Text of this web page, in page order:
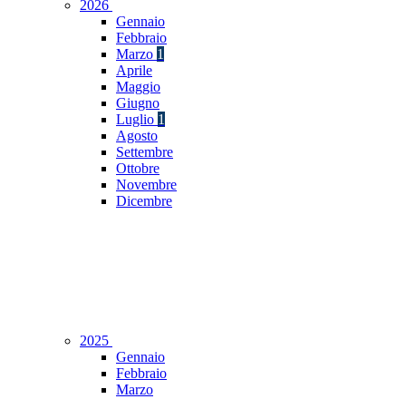
2026
Gennaio
Febbraio
Marzo 1
Aprile
Maggio
Giugno
Luglio 1
Agosto
Settembre
Ottobre
Novembre
Dicembre
2025
Gennaio
Febbraio
Marzo